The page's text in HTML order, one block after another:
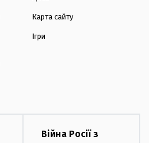
Карта сайту
Ігри
Війна Росії з